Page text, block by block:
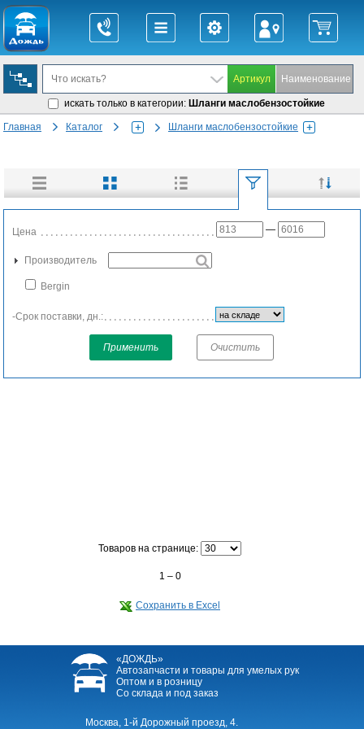
искать только в категории: Шланги маслобензостойкие
Главная Каталог Шланги маслобензостойкие
Цена —
Производитель
Bergin
-Срок поставки, дн.:
Применить Очистить
Товаров на странице:
1 – 0
Сохранить в Excel
«ДОЖДЬ»
Автозапчасти и товары для умелых рук
Оптом и в розницу
Со склада и под заказ
Москва, 1-й Дорожный проезд, 4.